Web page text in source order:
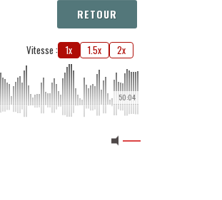
RETOUR
Vitesse : 1x 1.5x 2x
50:04